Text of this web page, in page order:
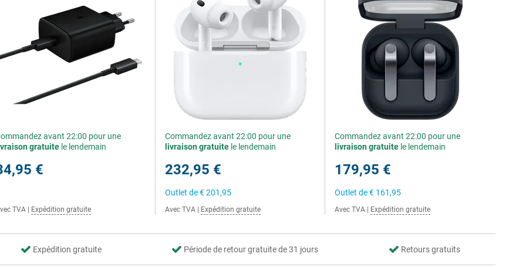
avant 22:00 pour une
gratuite le lendemain
€
TVA Expédition gratuite
Commandez avant 22:00 pour une
livraison gratuite le lendemain
232,95 €
Outlet de€ 201,95
Avec TVA Expédition gratuite
Commandez avant 22:00 pour une
livraison gratuite le lendemain
179,95 €
Outlet de€ 161,95
Avec TVA Expédition gratuite
Expédition gratuite Période de retour gratuite de 31 jours Retours gratuits